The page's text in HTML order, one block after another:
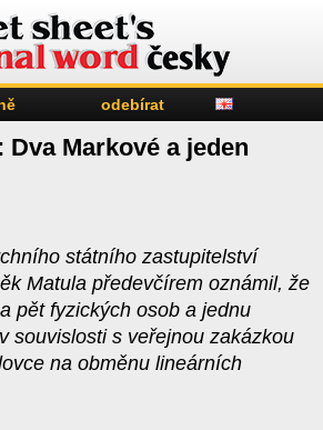
odebírat
Markové a jeden
státního zastupitelství
Matula předevčírem oznámil, že
pět fyzických osob a jednu
souvislosti s veřejnou zakázkou
na obměnu lineárních